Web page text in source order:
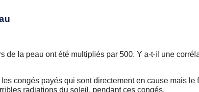
de la peau ont été multipliés par 500. Y a-t-il une
congés payés qui sont directement en cause mais
radiations du soleil, pendant ces congés.